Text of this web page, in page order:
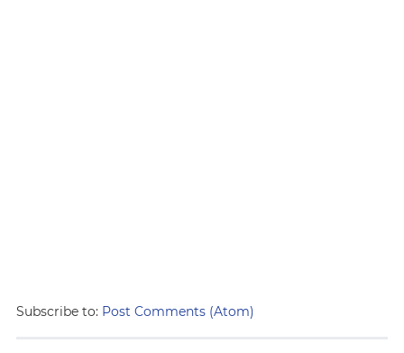
Subscribe to: Post Comments (Atom)